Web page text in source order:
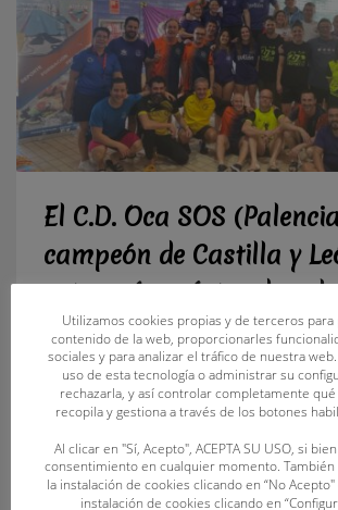
El C.D. Oca SOS
campeón de Castilla y
categoría máster de
y socorrismo
LUNES, 29 ENERO 2024 BYFECLESS
autonómica disputada en Palencia El C.D.
Palencia, se proclamó campeón de Castilla y
Utilizamos cookies propias y de terceros para
contenido de la web, proporcionarles
sociales y para analizar el tráfico de nuestra
uso de esta tecnología o administrar su
rechazarla, y así controlar completamente
recopila y gestiona a través de los botones
Al clicar en "Sí, Acepto", ACEPTA SU USO, si
consentimiento en cualquier momento. También
la instalación de cookies clicando en “No Acepto"
instalación de cookies clicando en